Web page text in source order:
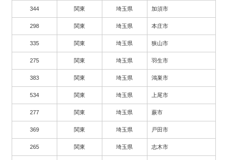
344 関東 埼玉県 加須市
298 関東 埼玉県 本庄市
335 関東 埼玉県 狭山市
275 関東 埼玉県 羽生市
383 関東 埼玉県 鴻巣市
534 関東 埼玉県 上尾市
277 関東 埼玉県 蕨市
369 関東 埼玉県 戸田市
265 関東 埼玉県 志木市